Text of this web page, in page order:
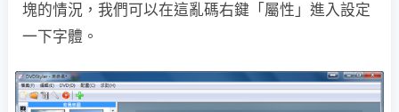
塊的情況，我們可以在這亂碼右鍵「屬性」進入設定
一下字體。